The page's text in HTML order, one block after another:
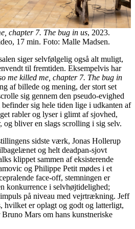
chapter 7. The bug in us, 2023.
17 min. Foto: Malle Madsen.
siger selvfølgelig også alt muligt,
til fremtiden. Eksempelvis har
me killed me, chapter 7. The bug in
af billede og mening, der stort set
sig gennem den pseudo-evighed
befinder sig hele tiden lige i udkanten af
rabler og lyser i glimt af sjovhed,
og bliver en slags scrolling i sig selv.
sidste værk, Jonas Hollerup
og helt deadpan-sjovt
klippet sammen af eksisterende
og Philippe Petit mødes i et
face-off, stemningen er
konkurrence i selvhøjtidelighed;
på niveau med vejrtrækning. Jeff
hvilket er oplagt og godt og latterligt,
Mars om hans kunstneriske